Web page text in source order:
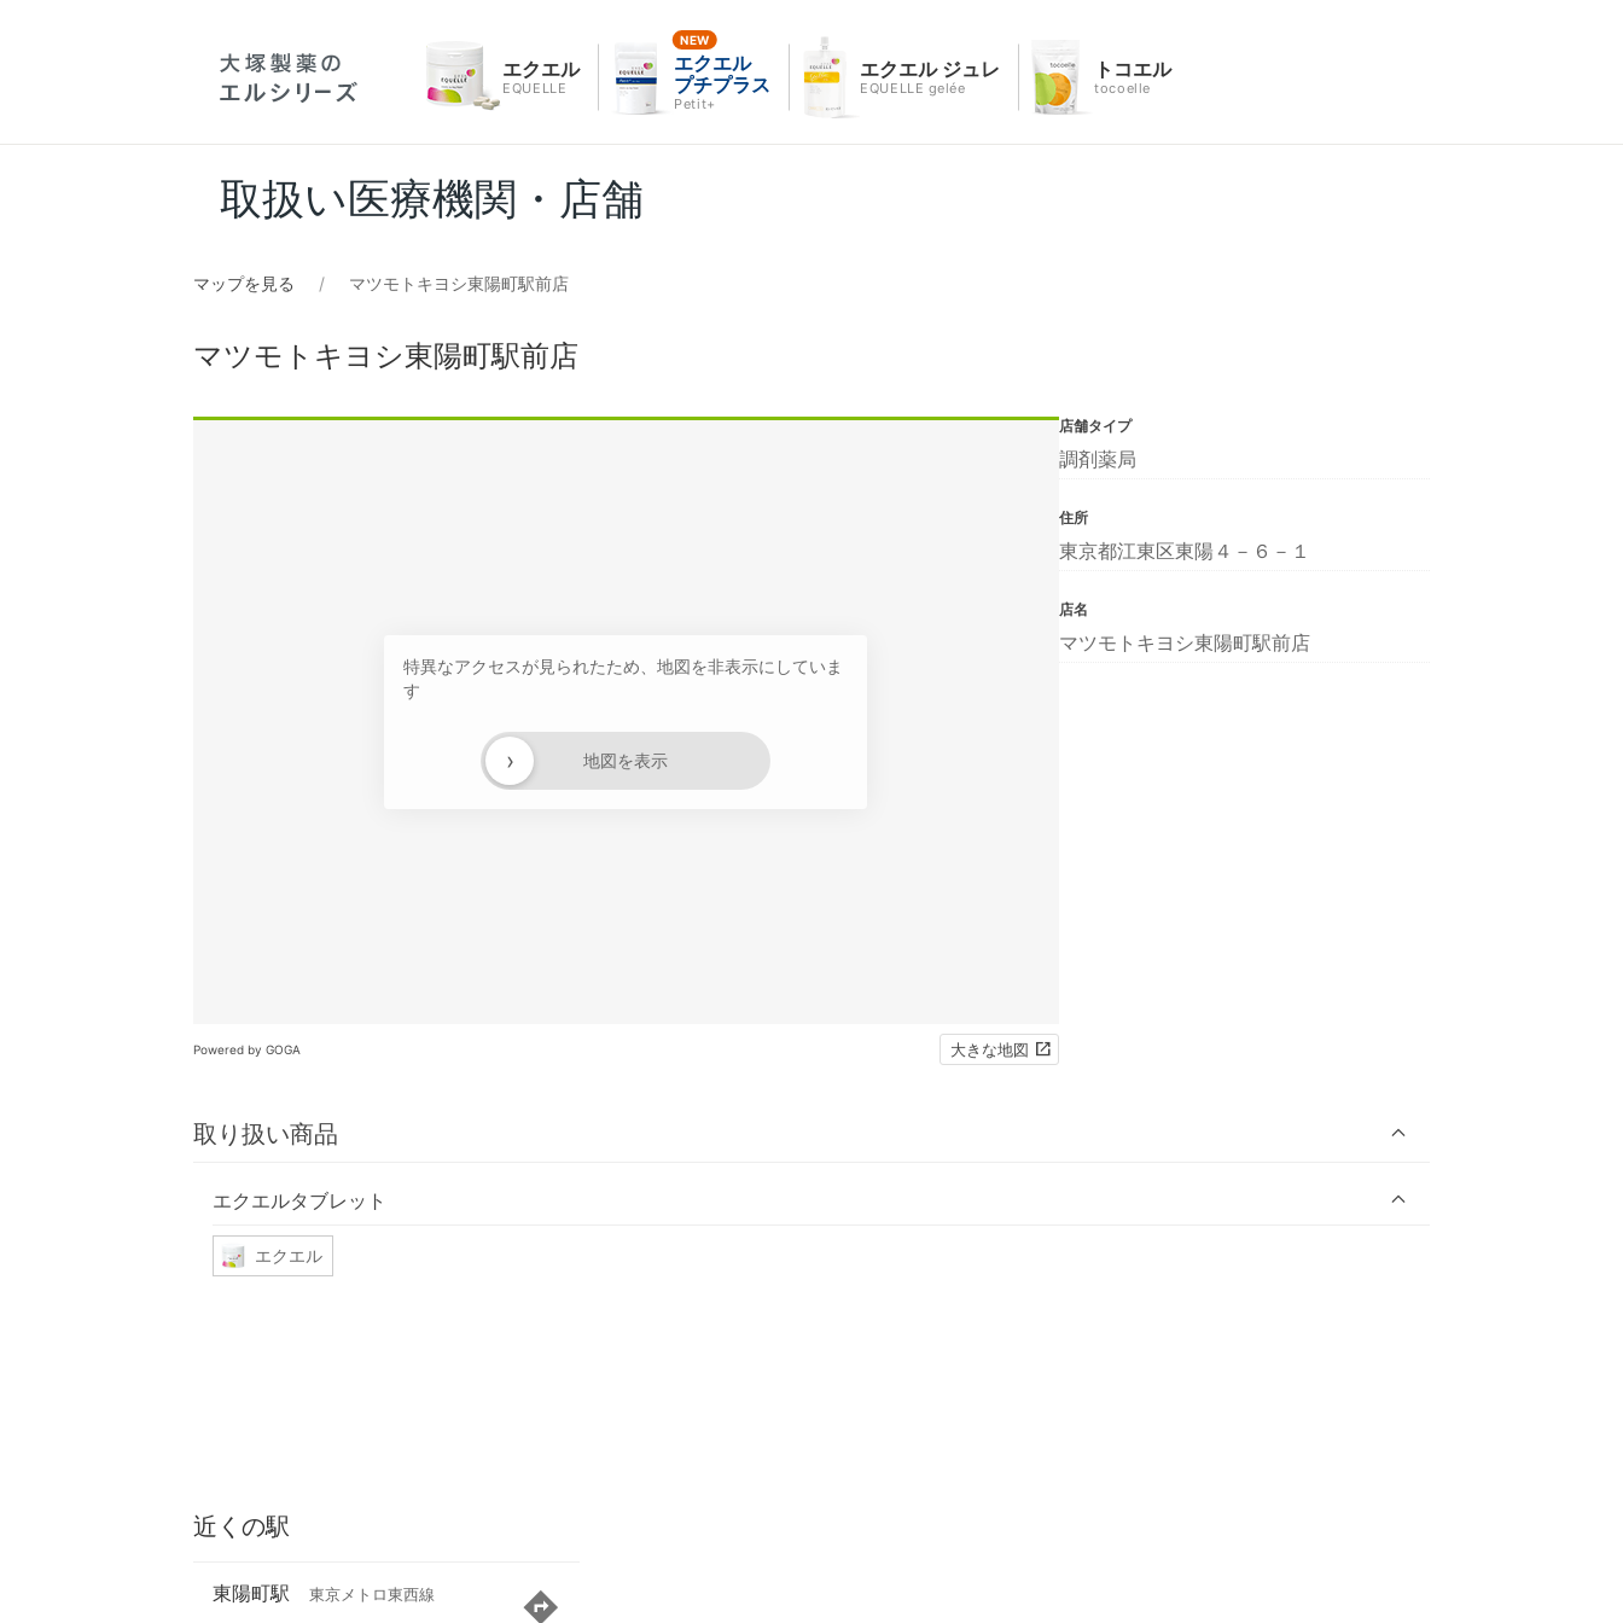
エクエル
EQUELLE
エクエル
プチプラス
Petit+
エクエル ジュレ
EQUELLE gelée
トコエル
tocoelle
取扱い医療機関・店舗
マップを見る マツモトキヨシ東陽町駅前店
マツモトキヨシ東陽町駅前店
特異なアクセスが見られたため、地図を非表示にしていま
す
地図を表示
›
Powered by GOGA 大きな地図
取り扱い商品
エクエルタブレット
エクエル
店舗タイプ
調剤薬局
住所
東京都江東区東陽４－６－１
店名
マツモトキヨシ東陽町駅前店
近くの駅
東陽町駅 東京メトロ東西線